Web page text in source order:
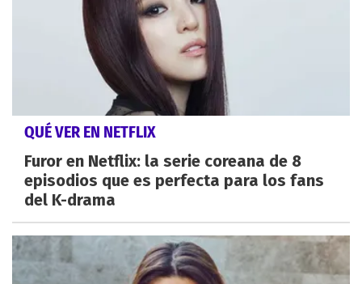
QUÉ VER EN NETFLIX
Furor en Netflix: la serie coreana de 8
episodios que es perfecta para los fans
del K-drama